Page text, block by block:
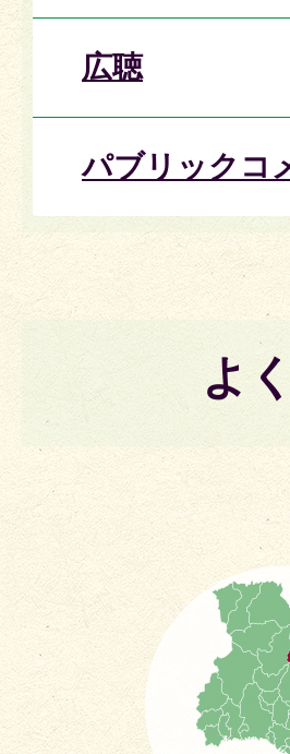
広聴
パブリックコ
よ